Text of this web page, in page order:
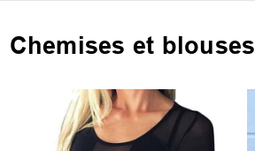
Chemises et blouses